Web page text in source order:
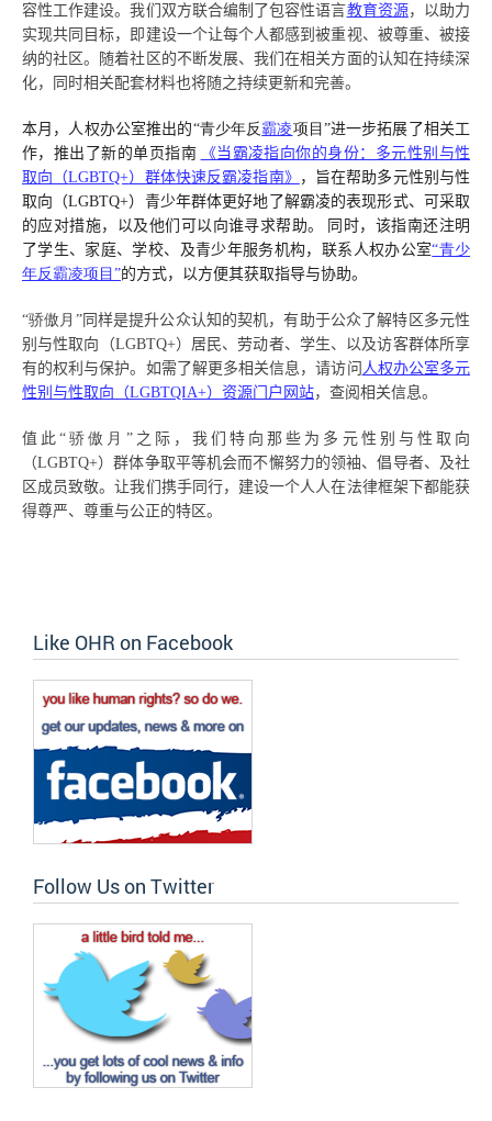
容性工作建设。我们双方联合编制了包容性语言教育资源 ，以助力
实现共同目标，即建设一个让每个人都感到被重视、被尊重、被接
纳的社区。随着社区的不断发展、我们在相关方面的认知在持续深
化，同时相关配套材料也将随之持续更新和完善。
本月，人权办公室推出的“青少年反霸凌项目”进一步拓展了相关工
作，推出了新的单页指南
《当霸凌指向你的身份：多元性别与性
取向（LGBTQ+）群体快速反霸凌指南》 ，旨在帮助多元性别与性
取向（LGBTQ+）青少年群体更好地了解霸凌的表现形式、可采取
的应对措施，以及他们可以向谁寻求帮助。
同时，该指南还注明
了学生、家庭、学校、及青少年服务机构，联系人权办公室“青少
年反霸凌项目”的方式，以方便其获取指导与协助。
“骄傲月”同样是提升公众认知的契机，有助于公众了解特区多元性
别与性取向（LGBTQ+）居民、劳动者、学生、以及访客群体所享
有的权利与保护。如需了解更多相关信息，请访问 人权办公室多元
性别与性取向（LGBTQIA+）资源门户网站，查阅相关信息。
值此“骄傲月”之际，我们特向那些为多元性别与性取向
（LGBTQ+）群体争取平等机会而不懈努力的领袖、倡导者、及社
区成员致敬。让我们携手同行，建设一个人人在法律框架下都能获
得尊严、尊重与公正的特区。
Like OHR on Facebook
Follow Us on Twitter